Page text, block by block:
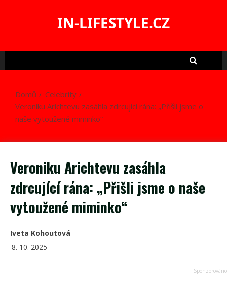
IN-LIFESTYLE.CZ
Domů
Celebrity
Veroniku Arichtevu zasáhla zdrcující rána: „Přišli jsme o
naše vytoužené miminko“
Veroniku Arichtevu zasáhla
zdrcující rána: „Přišli jsme o naše
vytoužené miminko“
Iveta Kohoutová
8. 10. 2025